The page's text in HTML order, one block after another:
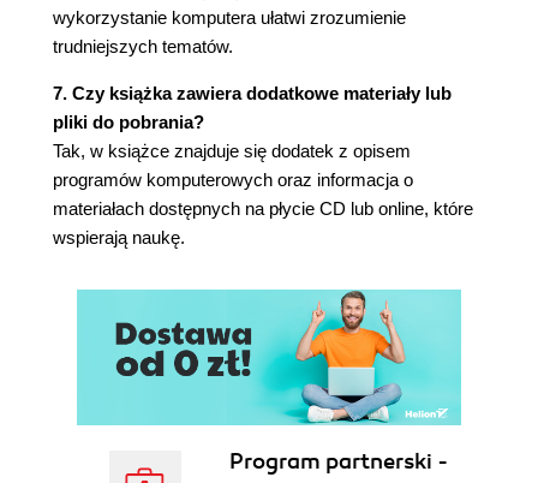
wykorzystanie komputera ułatwi zrozumienie
trudniejszych tematów.
7. Czy książka zawiera dodatkowe materiały lub
pliki do pobrania?
Tak, w książce znajduje się dodatek z opisem
programów komputerowych oraz informacja o
materiałach dostępnych na płycie CD lub online, które
wspierają naukę.
Program partnerski -